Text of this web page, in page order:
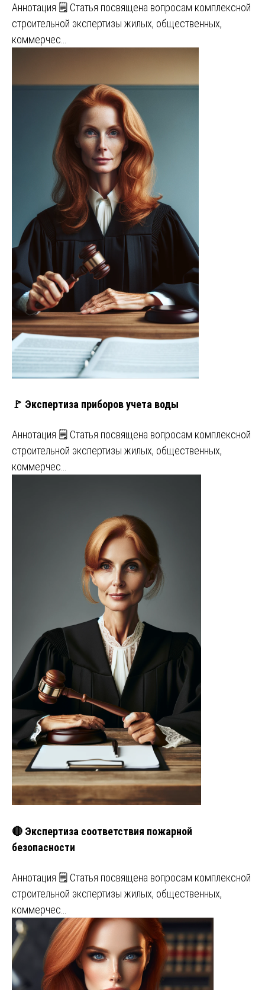
Аннотация 🗒️ Статья посвящена вопросам комплексной
строительной экспертизы жилых, общественных,
коммерчес…
🚩 Экспертиза приборов учета воды
Аннотация 🗒️ Статья посвящена вопросам комплексной
строительной экспертизы жилых, общественных,
коммерчес…
🔴 Экспертиза соответствия пожарной
безопасности
Аннотация 🗒️ Статья посвящена вопросам комплексной
строительной экспертизы жилых, общественных,
коммерчес…